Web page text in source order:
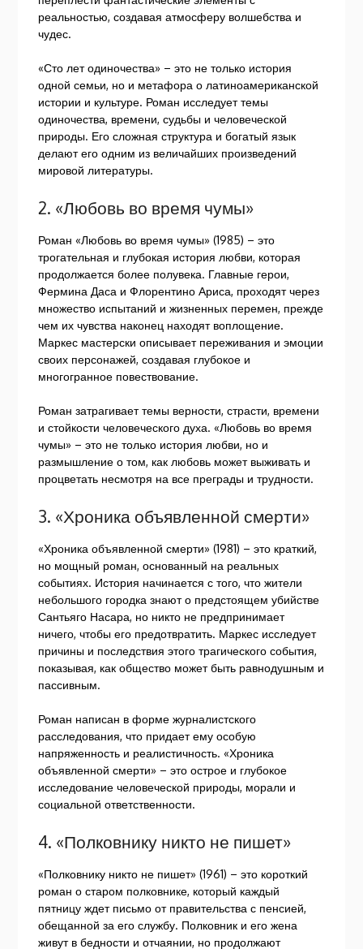
реальностью, создавая атмосферу волшебства и
чудес.
«Сто лет одиночества» – это не только история
одной семьи, но и метафора о латиноамериканской
истории и культуре. Роман исследует темы
одиночества, времени, судьбы и человеческой
природы. Его сложная структура и богатый язык
делают его одним из величайших произведений
мировой литературы.
2. «Любовь во время чумы»
Роман «Любовь во время чумы» (1985) – это
трогательная и глубокая история любви, которая
продолжается более полувека. Главные герои,
Фермина Даса и Флорентино Ариса, проходят через
множество испытаний и жизненных перемен, прежде
чем их чувства наконец находят воплощение.
Маркес мастерски описывает переживания и эмоции
своих персонажей, создавая глубокое и
многогранное повествование.
Роман затрагивает темы верности, страсти, времени
и стойкости человеческого духа. «Любовь во время
чумы» – это не только история любви, но и
размышление о том, как любовь может выживать и
процветать несмотря на все преграды и трудности.
3. «Хроника объявленной смерти»
«Хроника объявленной смерти» (1981) – это краткий,
но мощный роман, основанный на реальных
событиях. История начинается с того, что жители
небольшого городка знают о предстоящем убийстве
Сантьяго Насара, но никто не предпринимает
ничего, чтобы его предотвратить. Маркес исследует
причины и последствия этого трагического события,
показывая, как общество может быть равнодушным и
пассивным.
Роман написан в форме журналистского
расследования, что придает ему особую
напряженность и реалистичность. «Хроника
объявленной смерти» – это острое и глубокое
исследование человеческой природы, морали и
социальной ответственности.
4. «Полковнику никто не пишет»
«Полковнику никто не пишет» (1961) – это короткий
роман о старом полковнике, который каждый
пятницу ждет письмо от правительства с пенсией,
обещанной за его службу. Полковник и его жена
живут в бедности и отчаянии, но продолжают